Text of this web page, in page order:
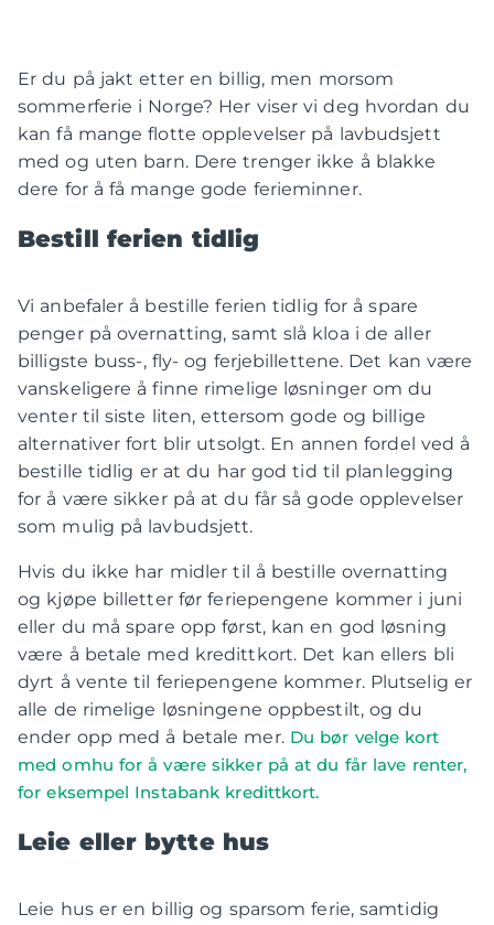
Er du på jakt etter en billig, men morsom
sommerferie i Norge? Her viser vi deg hvordan du
kan få mange flotte opplevelser på lavbudsjett
med og uten barn. Dere trenger ikke å blakke
dere for å få mange gode ferieminner.
Bestill ferien tidlig
Vi anbefaler å bestille ferien tidlig for å spare
penger på overnatting, samt slå kloa i de aller
billigste buss-, fly- og ferjebillettene. Det kan være
vanskeligere å finne rimelige løsninger om du
venter til siste liten, ettersom gode og billige
alternativer fort blir utsolgt. En annen fordel ved å
bestille tidlig er at du har god tid til planlegging
for å være sikker på at du får så gode opplevelser
som mulig på lavbudsjett.
Hvis du ikke har midler til å bestille overnatting
og kjøpe billetter før feriepengene kommer i juni
eller du må spare opp først, kan en god løsning
være å betale med kredittkort. Det kan ellers bli
dyrt å vente til feriepengene kommer. Plutselig er
alle de rimelige løsningene oppbestilt, og du
ender opp med å betale mer. Du bør velge kort
med omhu for å være sikker på at du får lave renter,
for eksempel Instabank kredittkort.
Leie eller bytte hus
Leie hus er en billig og sparsom ferie, samtidig